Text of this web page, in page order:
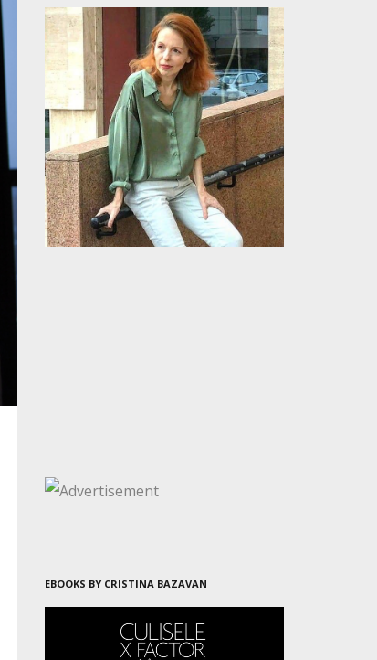
EBOOKS BY CRISTINA BAZAVAN